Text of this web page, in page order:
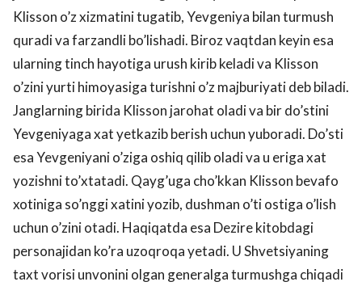
Klisson o’z xizmatini tugatib, Yevgeniya bilan turmush
quradi va farzandli bo’lishadi. Biroz vaqtdan keyin esa
ularning tinch hayotiga urush kirib keladi va Klisson
o’zini yurti himoyasiga turishni o’z majburiyati deb biladi.
Janglarning birida Klisson jarohat oladi va bir do’stini
Yevgeniyaga xat yetkazib berish uchun yuboradi. Do’sti
esa Yevgeniyani o’ziga oshiq qilib oladi va u eriga xat
yozishni to’xtatadi. Qayg’uga cho’kkan Klisson bevafo
xotiniga so’nggi xatini yozib, dushman o’ti ostiga o’lish
uchun o’zini otadi. Haqiqatda esa Dezire kitobdagi
personajidan ko’ra uzoqroqa yetadi. U Shvetsiyaning
taxt vorisi unvonini olgan generalga turmushga chiqadi